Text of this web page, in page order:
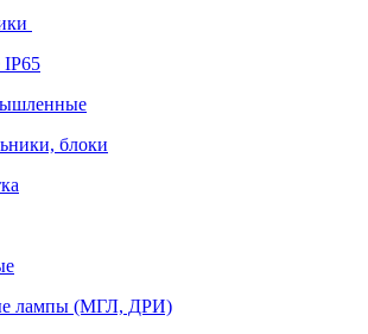
блоки
лампы (МГЛ, ДРИ)